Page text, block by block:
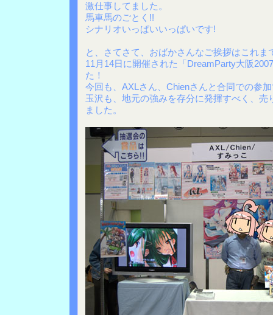
激仕事してました。
馬車馬のごとく!!
シナリオいっぱいいっぱいです!
と、さてさて、おばかさんなご挨拶はこれ
11月14日に開催された「DreamParty大阪
た！
今回も、AXLさん、Chienさんと合同での参
玉沢も、地元の強みを存分に発揮すべく、売
ました。